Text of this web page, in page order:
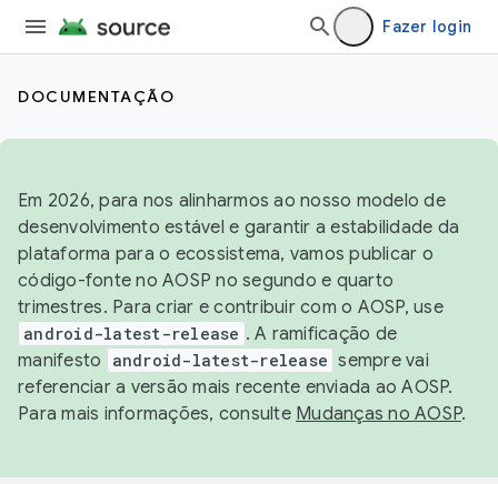
Fazer login
DOCUMENTAÇÃO
Em 2026, para nos alinharmos ao nosso modelo de
desenvolvimento estável e garantir a estabilidade da
plataforma para o ecossistema, vamos publicar o
código-fonte no AOSP no segundo e quarto
trimestres. Para criar e contribuir com o AOSP, use
android-latest-release . A ramificação de
manifesto
android-latest-release sempre vai
referenciar a versão mais recente enviada ao AOSP.
Para mais informações, consulte Mudanças no AOSP.